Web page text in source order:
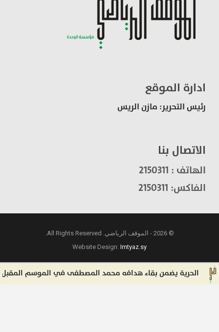
ادارة الموقع
رئيس التحرير: مازن الريس
الاتصال بنا
الهاتف : 2150311
الفاكس: 2150311
© 2026 - الموقف الرياضي. All Rights Reserved.
Website Design:Imtyaz.sy
الحرية يضمن بقاء هدافه محمد المصطفى في الموسم المقبل